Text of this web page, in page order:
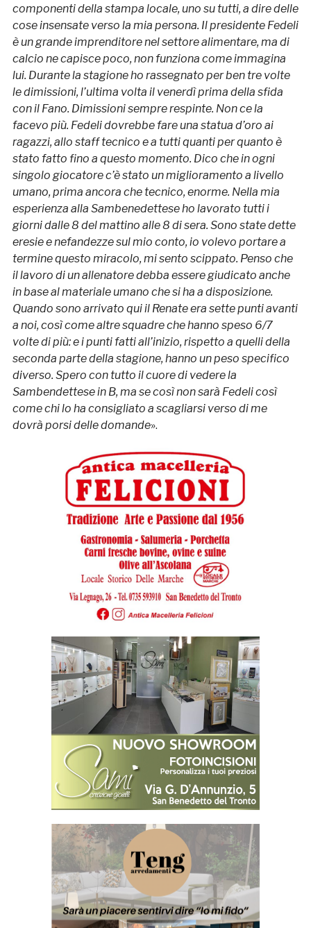
componenti della stampa locale, uno su tutti, a dire delle
cose insensate verso la mia persona. Il presidente Fedeli
è un grande imprenditore nel settore alimentare, ma di
calcio ne capisce poco, non funziona come immagina
lui. Durante la stagione ho rassegnato per ben tre volte
le dimissioni, l’ultima volta il venerdì prima della sfida
con il Fano. Dimissioni sempre respinte. Non ce la
facevo più. Fedeli dovrebbe fare una statua d’oro ai
ragazzi, allo staff tecnico e a tutti quanti per quanto è
stato fatto fino a questo momento. Dico che in ogni
singolo giocatore c’è stato un miglioramento a livello
umano, prima ancora che tecnico, enorme. Nella mia
esperienza alla Sambenedettese ho lavorato tutti i
giorni dalle 8 del mattino alle 8 di sera. Sono state dette
eresie e nefandezze sul mio conto, io volevo portare a
termine questo miracolo, mi sento scippato. Penso che
il lavoro di un allenatore debba essere giudicato anche
in base al materiale umano che si ha a disposizione.
Quando sono arrivato qui il Renate era sette punti avanti
a noi, così come altre squadre che hanno speso 6/7
volte di più: e i punti fatti all’inizio, rispetto a quelli della
seconda parte della stagione, hanno un peso specifico
diverso. Spero con tutto il cuore di vedere la
Sambendettese in B, ma se così non sarà Fedeli così
come chi lo ha consigliato a scagliarsi verso di me
dovrà porsi delle domande».